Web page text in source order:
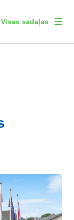
Visas sadaļas